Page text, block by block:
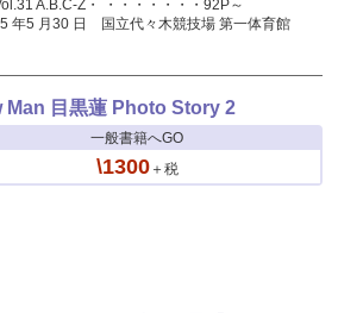
A.B.C-Z・ ・・・・・・・92P～
年5 月30 日 国立代々木競技場 第一体育館
Man 目黒蓮 Photo Story 2
一般書籍へGO
\1300＋税